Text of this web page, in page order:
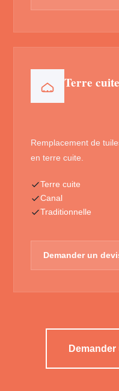
Terre cuite
Remplacement de
en terre cuite.
Terre cuite
Canal
Traditionnelle
Demander un